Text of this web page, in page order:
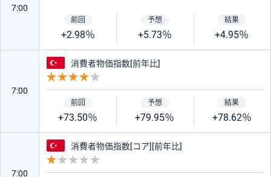
7:00
+2.98％ +5.73％ +4.95％
7:00
トルコ
消費者物価指数[前年比]
+73.50％ +79.95％ +78.62％
7:00
トルコ
消費者物価指数[コア][前年比]